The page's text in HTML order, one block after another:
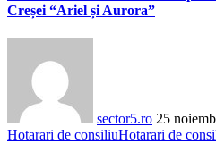
Creșei “Ariel și Aurora”
sector5.ro 25
Hotarari de consiliuHotarari de